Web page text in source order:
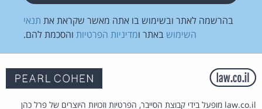
בהרשמה לאתר ובשימוש בו אתה מאשר שקראת את תנאי
השימוש באתר ומדיניות הפרטיות והסכמת להם.
law.co.il מופעל בידי קבוצת הסייבר, הפרטיות וזכויות היוצרים של פרל כהן